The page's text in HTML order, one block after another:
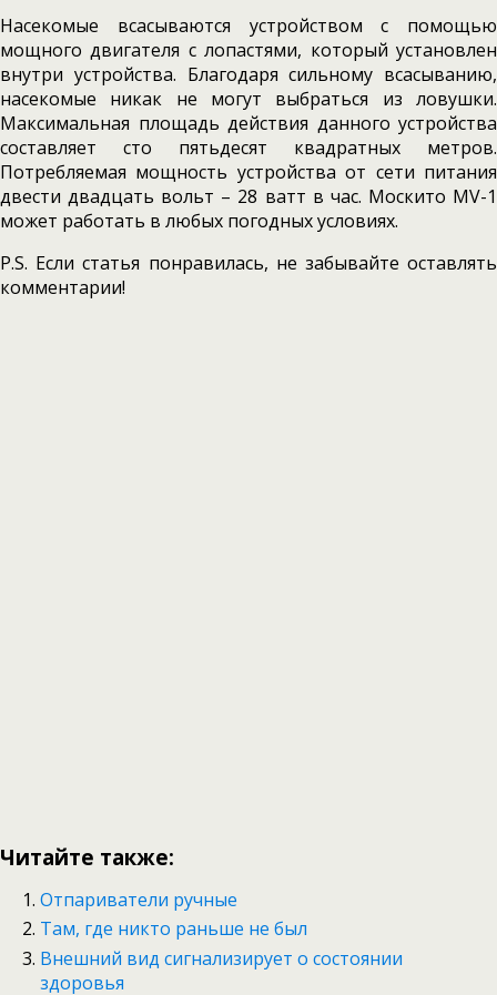
Насекомые всасываются устройством с помощью
мощного двигателя с лопастями, который установлен
внутри устройства. Благодаря сильному всасыванию,
насекомые никак не могут выбраться из ловушки.
Максимальная площадь действия данного устройства
составляет сто пятьдесят квадратных метров.
Потребляемая мощность устройства от сети питания
двести двадцать вольт – 28 ватт в час. Москито MV-1
может работать в любых погодных условиях.
P.S. Если статья понравилась, не забывайте оставлять
комментарии!
Читайте также:
Отпариватели ручные
Там, где никто раньше не был
Внешний вид сигнализирует о состоянии
здоровья